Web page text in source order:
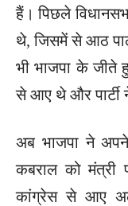
हैं। पिछले
थे, जिसमें से आठ
भी भाजपा के जीते
से आए थे और पार्टी
अब भाजपा ने
कबराल को
कांग्रेस से आए